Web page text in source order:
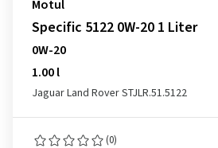
Motul
Specific 5122 0W-20 1 Liter
0W-20
1.00 l
Jaguar Land Rover STJLR.51.5122
(0)